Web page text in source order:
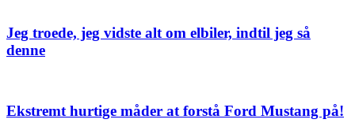
Jeg troede, jeg vidste alt om elbiler, indtil jeg så
denne
Ekstremt hurtige måder at forstå Ford Mustang på!